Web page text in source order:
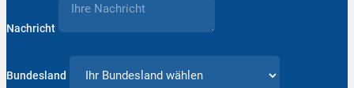
Nachricht
Bundesland